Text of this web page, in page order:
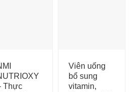
Thực
Viên uống
bổ sung
vitamin,